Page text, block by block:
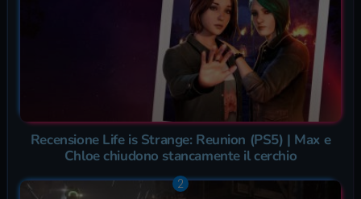
Recensione Life is Strange: Reunion (PS5) | Max e
Chloe chiudono stancamente il cerchio